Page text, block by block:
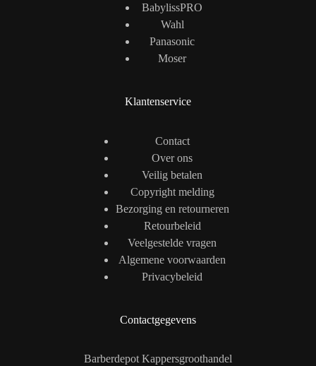
BabylissPRO
Wahl
Panasonic
Moser
Klantenservice
Contact
Over ons
Veilig betalen
Copyright melding
Bezorging en retourneren
Retourbeleid
Veelgestelde vragen
Algemene voorwaarden
Privacybeleid
Contactgegevens
Barberdepot Kappersgroothandel